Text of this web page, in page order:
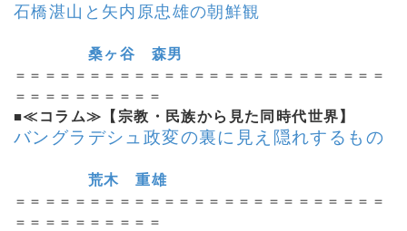
石橋湛山と矢内原忠雄の朝鮮観
桑ヶ谷 森男
＝＝＝＝＝＝＝＝＝＝＝＝＝＝＝＝＝＝＝＝＝＝＝＝＝
＝＝＝＝＝＝＝＝＝＝
■≪コラム≫【宗教・民族から見た同時代世界】
バングラデシュ政変の裏に見え隠れするもの
荒木 重雄
＝＝＝＝＝＝＝＝＝＝＝＝＝＝＝＝＝＝＝＝＝＝＝＝＝
＝＝＝＝＝＝＝＝＝＝